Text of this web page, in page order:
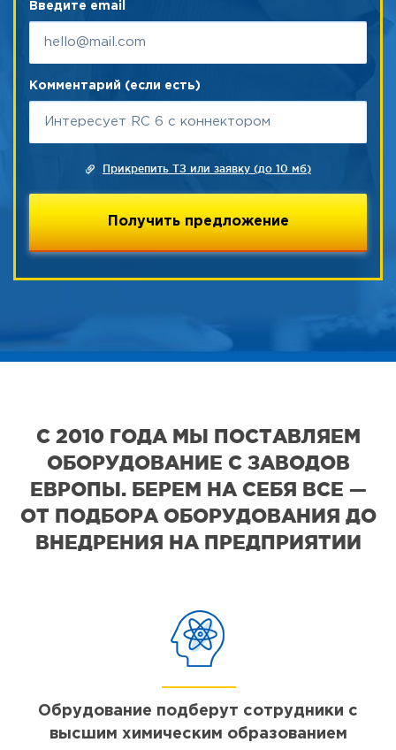
Введите email
Комментарий (если есть)
Прикрепить ТЗ или заявку (до 10 мб)
С 2010 ГОДА МЫ ПОСТАВЛЯЕМ
ОБОРУДОВАНИЕ С ЗАВОДОВ
ЕВРОПЫ. БЕРЕМ НА СЕБЯ ВСЕ —
ОТ ПОДБОРА ОБОРУДОВАНИЯ ДО
ВНЕДРЕНИЯ НА ПРЕДПРИЯТИИ
Обрудование подберут сотрудники с
высшим химическим образованием